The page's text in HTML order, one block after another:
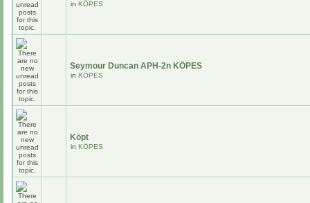
in KÖPES
Seymour Duncan APH-2n KÖPES
in KÖPES
Köpt
in KÖPES